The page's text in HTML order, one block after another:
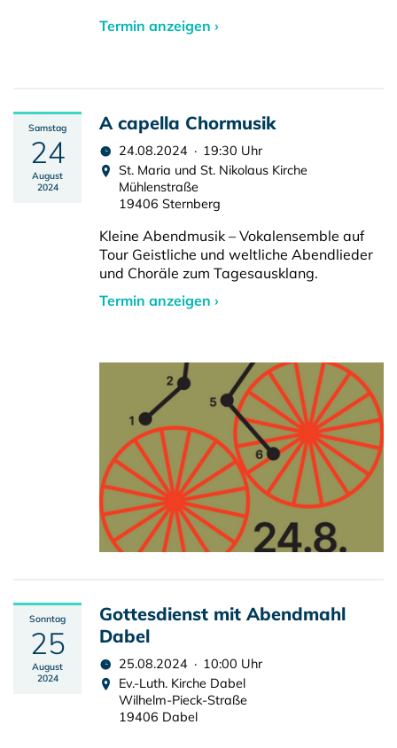
Termin anzeigen ›
Samstag
24
August
2024
A capella Chormusik
24.08.2024 · 19:30 Uhr
St. Maria und St. Nikolaus Kirche
Mühlenstraße
19406 Sternberg
Kleine Abendmusik – Vokalensemble auf
Tour Geistliche und weltliche Abendlieder
und Choräle zum Tagesausklang.
Termin anzeigen ›
Sonntag
25
August
2024
Gottesdienst mit Abendmahl
Dabel
25.08.2024 · 10:00 Uhr
Ev.-Luth. Kirche Dabel
Wilhelm-Pieck-Straße
19406 Dabel